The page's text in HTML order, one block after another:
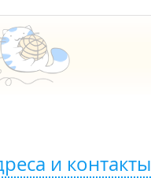
и контакты